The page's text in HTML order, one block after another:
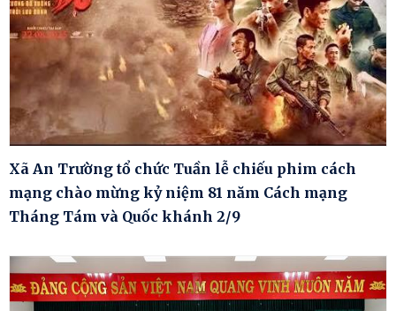
Xã An Trường tổ chức Tuần lễ chiếu phim cách
mạng chào mừng kỷ niệm 81 năm Cách mạng
Tháng Tám và Quốc khánh 2/9